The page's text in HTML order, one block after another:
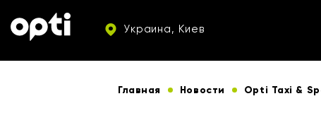
Украина, Киев
Главная Новости Opti Taxi &